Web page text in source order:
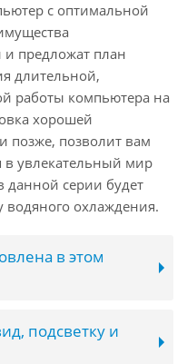
с оптимальной
предложат план
длительной,
работы компьютера на
хорошей
позже, позволит вам
в увлекательный мир
данной серии будет
охлаждения.
в этом
подсветку и